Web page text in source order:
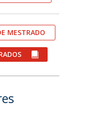
MESTRADO